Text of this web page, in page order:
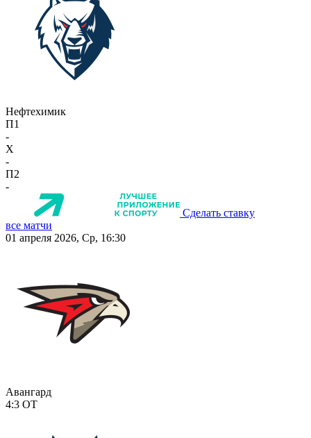
Нефтехимик
П1
-
X
-
П2
-
Сделать ставку
все матчи
01 апреля 2026, Ср, 16:30
Авангард
4:3 ОТ